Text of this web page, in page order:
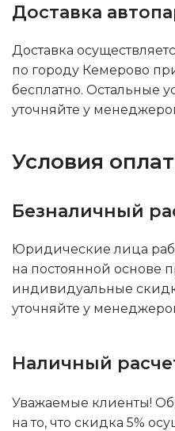
Доставка
Доставка
по городу Кемерово
бесплатно. Остальные
уточняйте у
Условия
Безналичный
Юридические лица
на постоянной основе
индивидуальные
уточняйте у
Наличный
Уважаемые клиенты!
на то, что скидка 5%